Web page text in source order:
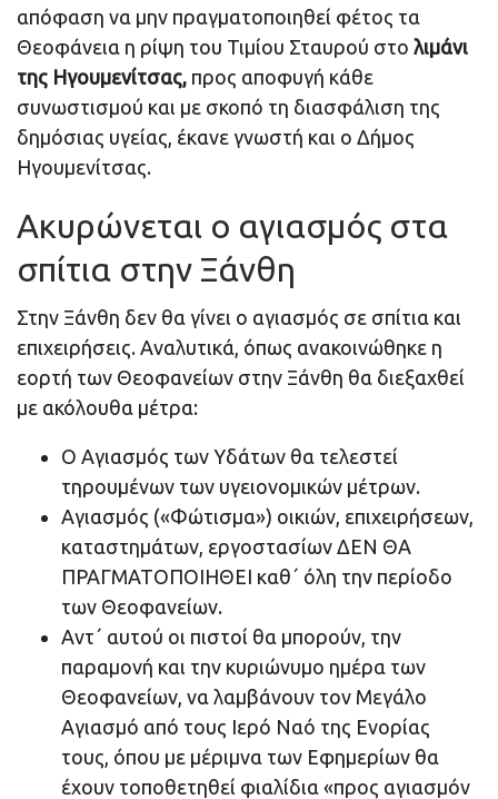
απόφαση να μην πραγματοποιηθεί φέτος τα
Θεοφάνεια η ρίψη του Τιμίου Σταυρού στο λιμάνι
της Ηγουμενίτσας, προς αποφυγή κάθε
συνωστισμού και με σκοπό τη διασφάλιση της
δημόσιας υγείας, έκανε γνωστή και ο Δήμος
Ηγουμενίτσας.
Ακυρώνεται ο αγιασμός στα
σπίτια στην Ξάνθη
Στην Ξάνθη δεν θα γίνει ο αγιασμός σε σπίτια και
επιχειρήσεις. Αναλυτικά, όπως ανακοινώθηκε η
εορτή των Θεοφανείων στην Ξάνθη θα διεξαχθεί
με ακόλουθα μέτρα:
Ο Αγιασμός των Υδάτων θα τελεστεί
τηρουμένων των υγειονομικών μέτρων.
Αγιασμός («Φώτισμα») οικιών, επιχειρήσεων,
καταστημάτων, εργοστασίων ΔΕΝ ΘΑ
ΠΡΑΓΜΑΤΟΠΟΙΗΘΕΙ καθ΄ όλη την περίοδο
των Θεοφανείων.
Αντ΄ αυτού οι πιστοί θα μπορούν, την
παραμονή και την κυριώνυμο ημέρα των
Θεοφανείων, να λαμβάνουν τον Μεγάλο
Αγιασμό από τους Ιερό Ναό της Ενορίας
τους, όπου με μέριμνα των Εφημερίων θα
έχουν τοποθετηθεί φιαλίδια «προς αγιασμόν